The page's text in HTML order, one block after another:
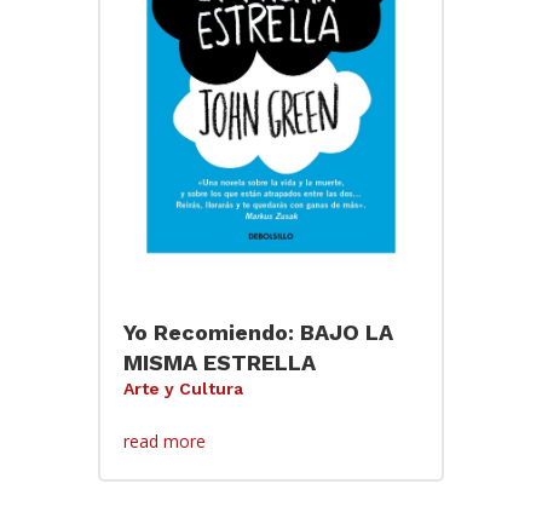
Yo Recomiendo: BAJO LA
MISMA ESTRELLA
Arte y Cultura
read more